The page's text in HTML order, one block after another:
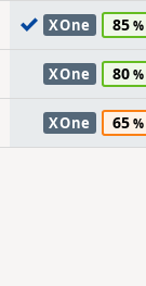
XOne 85
XOne 80
XOne 65